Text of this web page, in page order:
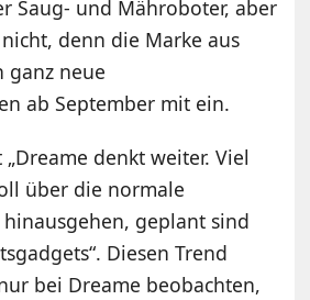
Saug- und Mähroboter, aber
denn die Marke aus
ganz neue
ab September mit ein.
denkt weiter. Viel
über die normale
geplant sind
Diesen Trend
bei Dreame beobachten,